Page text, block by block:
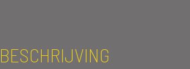
BESCHRIJVING